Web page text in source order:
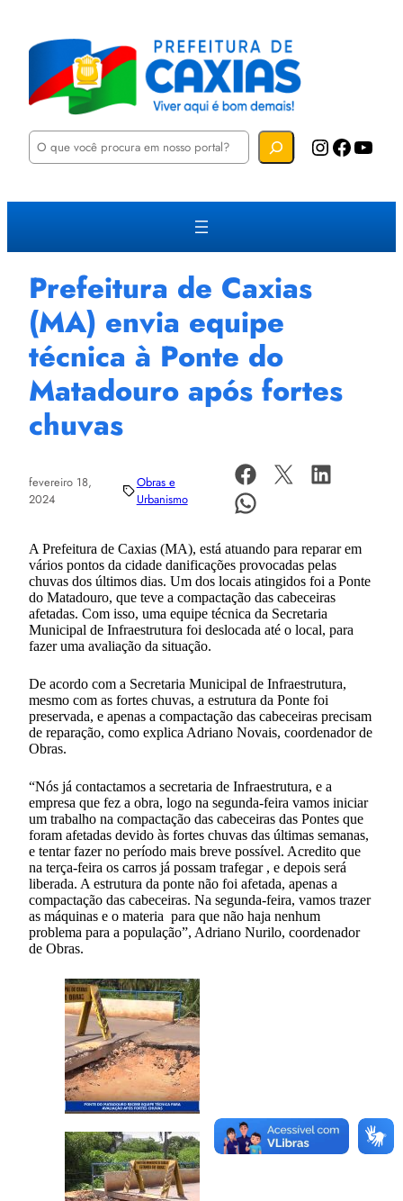
P
u
a
Instagram Facebook YouTube
Prefeitura de Caxias
(MA) envia equipe
técnica à Ponte do
Matadouro após fortes
chuvas
fevereiro 18,
2024
Obras e
Urbanismo
A Prefeitura de Caxias (MA), está atuando para reparar em
vários pontos da cidade danificações provocadas pelas
chuvas dos últimos dias. Um dos locais atingidos foi a Ponte
do Matadouro, que teve a compactação das cabeceiras
afetadas. Com isso, uma equipe técnica da Secretaria
Municipal de Infraestrutura foi deslocada até o local, para
fazer uma avaliação da situação.
De acordo com a Secretaria Municipal de Infraestrutura,
mesmo com as fortes chuvas, a estrutura da Ponte foi
preservada, e apenas a compactação das cabeceiras precisam
de reparação, como explica Adriano Novais, coordenador de
Obras.
“Nós já contactamos a secretaria de Infraestrutura, e a
empresa que fez a obra, logo na segunda-feira vamos iniciar
um trabalho na compactação das cabeceiras das Pontes que
foram afetadas devido às fortes chuvas das últimas semanas,
e tentar fazer no período mais breve possível. Acredito que
na terça-feira os carros já possam trafegar , e depois será
liberada. A estrutura da ponte não foi afetada, apenas a
compactação das cabeceiras. Na segunda-feira, vamos trazer
as máquinas e o materia para que não haja nenhum
problema para a população”, Adriano Nurilo, coordenador
de Obras.